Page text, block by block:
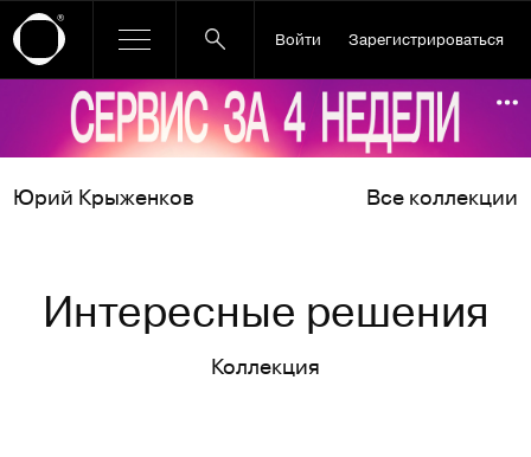
Войти Зарегистрироваться
Ссылка баннера
Юрий Крыженков Все коллекции
Интересные решения
Коллекция